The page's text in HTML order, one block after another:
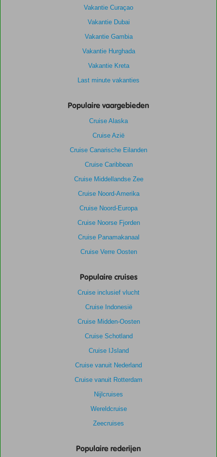
Vakantie Curaçao
Vakantie Dubai
Vakantie Gambia
Vakantie Hurghada
Vakantie Kreta
Last minute vakanties
Populaire vaargebieden
Cruise Alaska
Cruise Azië
Cruise Canarische Eilanden
Cruise Caribbean
Cruise Middellandse Zee
Cruise Noord-Amerika
Cruise Noord-Europa
Cruise Noorse Fjorden
Cruise Panamakanaal
Cruise Verre Oosten
Populaire cruises
Cruise inclusief vlucht
Cruise Indonesië
Cruise Midden-Oosten
Cruise Schotland
Cruise IJsland
Cruise vanuit Nederland
Cruise vanuit Rotterdam
Nijlcruises
Wereldcruise
Zeecruises
Populaire rederijen